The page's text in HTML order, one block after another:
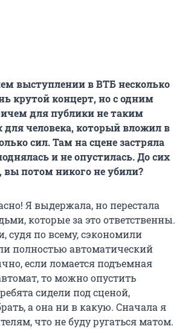
выступлении в ВТБ несколько
крутой концерт, но с одним
для публики не таким
человека, который вложил в
сил. Там на сцене застряла
и не опустилась. До сих
вы потом никого не убили?
Я выдержала, но перестала
которые за это ответственны.
судя по всему, сэкономили
полностью автоматический
если ломается подъемная
то можно опустить
сидели под сценой,
а она ни в какую. Сначала я
что не буду ругаться матом.